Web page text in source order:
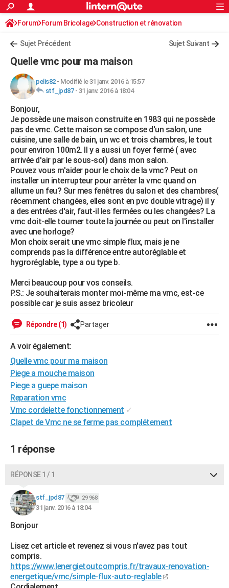
ACTUALITÉS
Politique
Société
Faits Divers
Education
Monde
Villes
+
FINANCE
Retraite
Impôts
Epargne
Immobilier
Risques naturels par ville
Banque
Assurance
Crédit
AUTO
Essais
Réserver un essai
Citadines
Berlines
SUV
Forum auto
+HIGH-TECH
Mobiles
Meilleur smartphone
Internet
Ordinateurs
Jeux vidéo
Guide high-tech
+BRICOLAGE
Forum
Aménagement intérieur
Extérieur
Cuisine
Salle de bains
Jardinage
Rangement
WEEK-END
Guides de France
Escapades
Patrimoine
Expositions
Musées
Week-end nature
+LIFESTYLE
Art de vivre
Bien-être
Loisirs
ModeModes de vie
SANTE
Alimentation
Guide de la santé
Maladies
Médicaments
Sommeil
VOYAGE
Destinations
City break
Voyage nature
Voyage de noces
Forum
Climat
+PHOTO
GUIDES D'ACHAT
BONS PLANS
CARTE DE VOEUX
Carte de Noël
Carte Bonne année
Carte Saint-Valentin
Carte Pâques
Carte d'anniversaire
DICTIONNAIRE
Dictionnaire
Biographies
Citations
Expressions
Proverbes
PROGRAMME TV
COPAINS D'AVANT
S'inscrire
Se connecter
Lycées
Collèges
Primaires
Universités
Entreprises
Service militaire
Avis de recherche
AVIS DE DÉCÈS
FORUM
Bricolage
Lifestyle
Culture
Sport
Auto
Television
Voyage
Cinema
Rechercher
S'inscrire
Connexion
Forum Forum Bricolage Construction et rénovation
Sujet Précédent Sujet Suivant
Quelle vmc pour ma maison
pelis82- Modifié le 31 janv. 2016 à 15:57
stf_jpd87- 31 janv. 2016 à 18:04
Bonjour,
Je possède une maison construite en 1983 qui ne possède
pas de vmc. Cette maison se compose d'un salon, une
cuisine, une salle de bain, un wc et trois chambres, le tout
pour environ 100m2. Il y a aussi un foyer fermé ( avec
arrivée d'air par le sous-sol) dans mon salon.
Pouvez vous m'aider pour le choix de la vmc? Peut on
installer un interrupteur pour arrêter la vmc quand on
allume un feu? Sur mes fenêtres du salon et des chambres(
récemment changées, elles sont en pvc double vitrage) il y
a des entrées d'air, faut-il les fermées ou les changées? La
vmc doit-elle tourner toute la journée ou peut on l'installer
avec une horloge?
Mon choix serait une vmc simple flux, mais je ne
comprends pas la différence entre autoréglable et
hygroréglable, type a ou type b.
Merci beaucoup pour vos conseils.
P.S.: Je souhaiterais monter moi-même ma vmc, est-ce
possible car je suis assez bricoleur
Répondre (1) Partager
A voir également:
Quelle vmc pour ma maison
Piege a mouche maison
Piege a guepe maison
Reparation vmc
Vmc cordelette fonctionnement ✓
Clapet de Vmc ne se ferme pas complétement
1 réponse
RÉPONSE 1 / 1
stf_jpd87 29 968
31 janv. 2016 à 18:04
Bonjour
Lisez cet article et revenez si vous n'avez pas tout
compris.
https://www.lenergietoutcompris.fr/travaux-renovation-
energetique/vmc/simple-flux-auto-reglable